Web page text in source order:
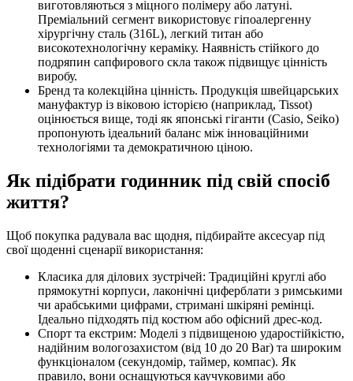
виготовляються з міцного полімеру або латуні.
Преміальний сегмент використовує гіпоалергенну
хірургічну сталь (316L), легкий титан або
високотехнологічну кераміку. Наявність стійкого до
подряпин сапфирового скла також підвищує цінність
виробу.
Бренд та колекційна цінність. Продукція швейцарських
мануфактур із віковою історією (наприклад, Tissot)
оцінюється вище, тоді як японські гіганти (Casio, Seiko)
пропонують ідеальний баланс між інноваційними
технологіями та демократичною ціною.
Як підібрати годинник під свій спосіб
життя?
Щоб покупка радувала вас щодня, підбирайте аксесуар під
свої щоденні сценарії використання:
Класика для ділових зустрічей: Традиційні круглі або
прямокутні корпуси, лаконічні циферблати з римськими
чи арабськими цифрами, стримані шкіряні ремінці.
Ідеально підходять під костюм або офісний дрес-код.
Спорт та екстрим: Моделі з підвищеною ударостійкістю,
надійним вологозахистом (від 10 до 20 Bar) та широким
функціоналом (секундомір, таймер, компас). Як
правило, вони оснащуються каучуковими або